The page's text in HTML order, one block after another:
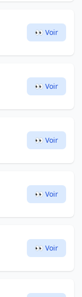
👀 Voir
👀 Voir
👀 Voir
👀 Voir
👀 Voir